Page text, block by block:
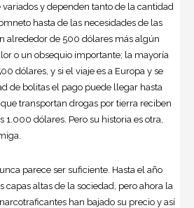
variados y dependen tanto de la cantidad
hasta de las necesidades de las
alrededor de 500 dólares más algún
o un obsequio importante; la mayoría
dólares, y si el viaje es a Europa y se
de bolitas el pago puede llegar hasta
transportan drogas por tierra reciben
1.000 dólares. Pero su historia es otra,
parece ser suficiente. Hasta el año
altas de la sociedad, pero ahora la
han bajado su precio y así